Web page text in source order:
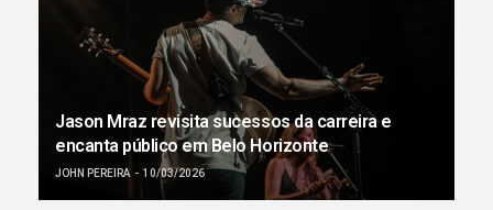
Jason Mraz revisita sucessos da carreira e
encanta público em Belo Horizonte
JOHN PEREIRA 10/03/2026